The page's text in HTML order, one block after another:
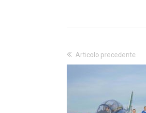
Articolo precedente